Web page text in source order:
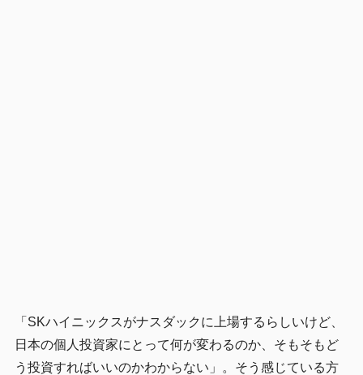
「SKハイニックスがナスダックに上場するらしいけど、
日本の個人投資家にとって何が変わるのか、そもそもど
う投資すればいいのかわからない」。そう感じている方